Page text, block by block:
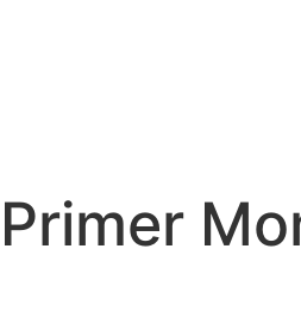
Primer